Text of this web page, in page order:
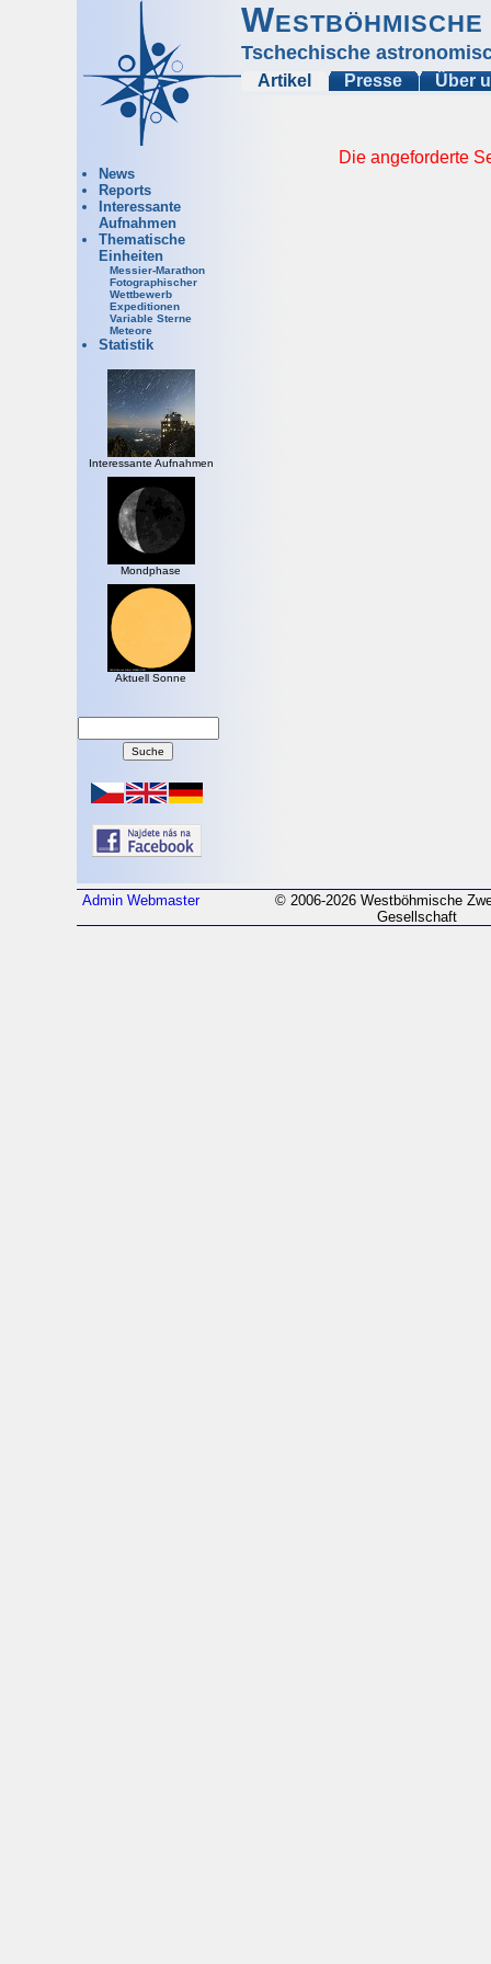
Tschechische
Artikel Presse Über
News
Reports
Interessante
Aufnahmen
Thematische
Einheiten
Messier-Marathon
Fotographischer
Wettbewerb
Expeditionen
Variable Sterne
Meteore
Statistik
Interessante Aufnahmen
Mondphase
Aktuell Sonne
Die angeforderte
Admin Webmaster
© 2006-2026 Westböhmische
Gesellschaft